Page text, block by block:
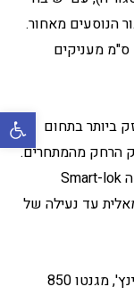
הנוסעים מאחור.
בסיס הגלגלים הארוך 342.9 ס"מ ורוחב 183 ס"מ מעניקים
ביותר בתחום
הרחק מהמתחרים.
הרכב מצויד בנעילת דיפרנציאל קדמית חכמה Smart-lok
עד נעילה של
לכלי תצוגה דיגיטלית עם לוח מקשים 7.6 אינץ', מגנטו 850
פתח